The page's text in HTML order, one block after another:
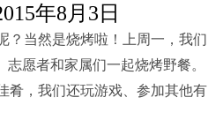
年8月3日
？当然是烧烤啦！上周一，我们
志愿者和家属们一起烧烤野餐。
肴，我们还玩游戏、参加其他有